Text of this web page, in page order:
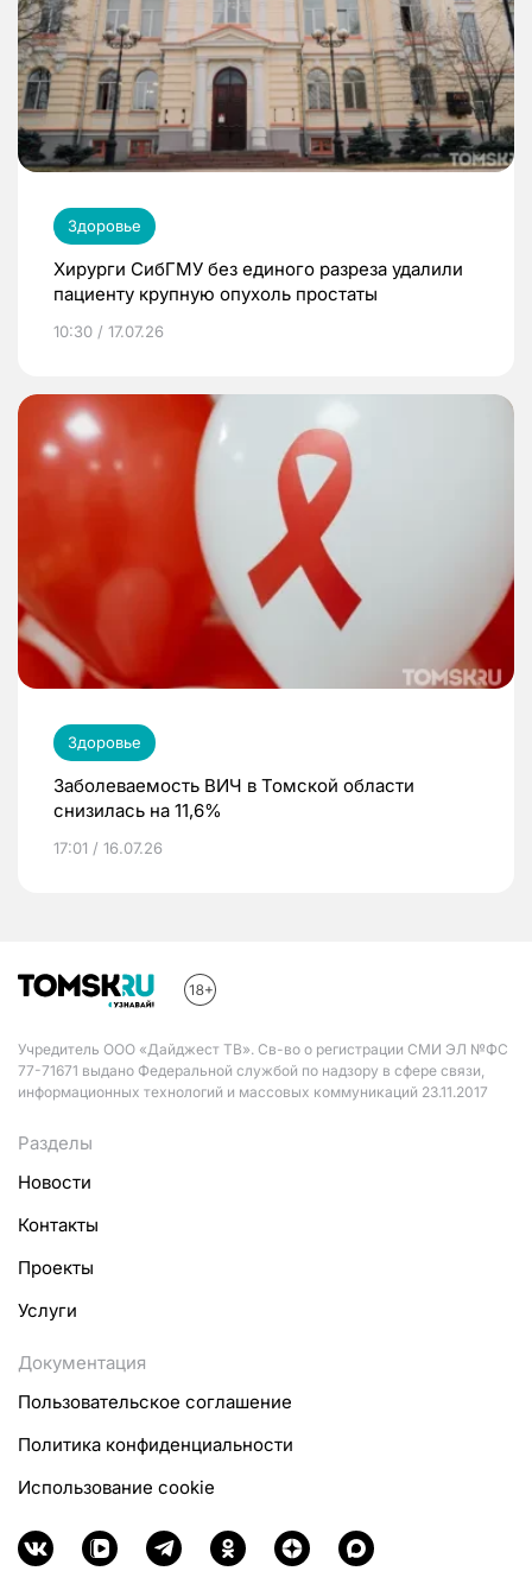
Здоровье
Хирурги СибГМУ без единого разреза удалили
пациенту крупную опухоль простаты
10:30 / 17.07.26
Здоровье
Заболеваемость ВИЧ в Томской области
снизилась на 11,6%
17:01 / 16.07.26
Учредитель ООО «Дайджест ТВ». Св-во о регистрации СМИ ЭЛ №ФС
77-71671 выдано Федеральной службой по надзору в сфере связи,
информационных технологий и массовых коммуникаций 23.11.2017
Разделы
Новости
Контакты
Проекты
Услуги
Документация
Пользовательское соглашение
Политика конфиденциальности
Использование cookie